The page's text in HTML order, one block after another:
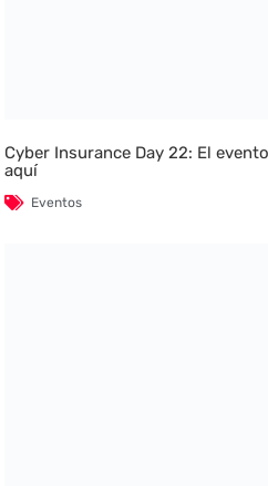
Cyber Insurance Day 22: El
aquí
Eventos